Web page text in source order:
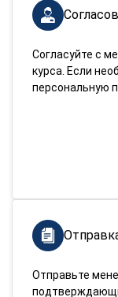
Согласуйте с
курса. Если
персональную
Отправьте